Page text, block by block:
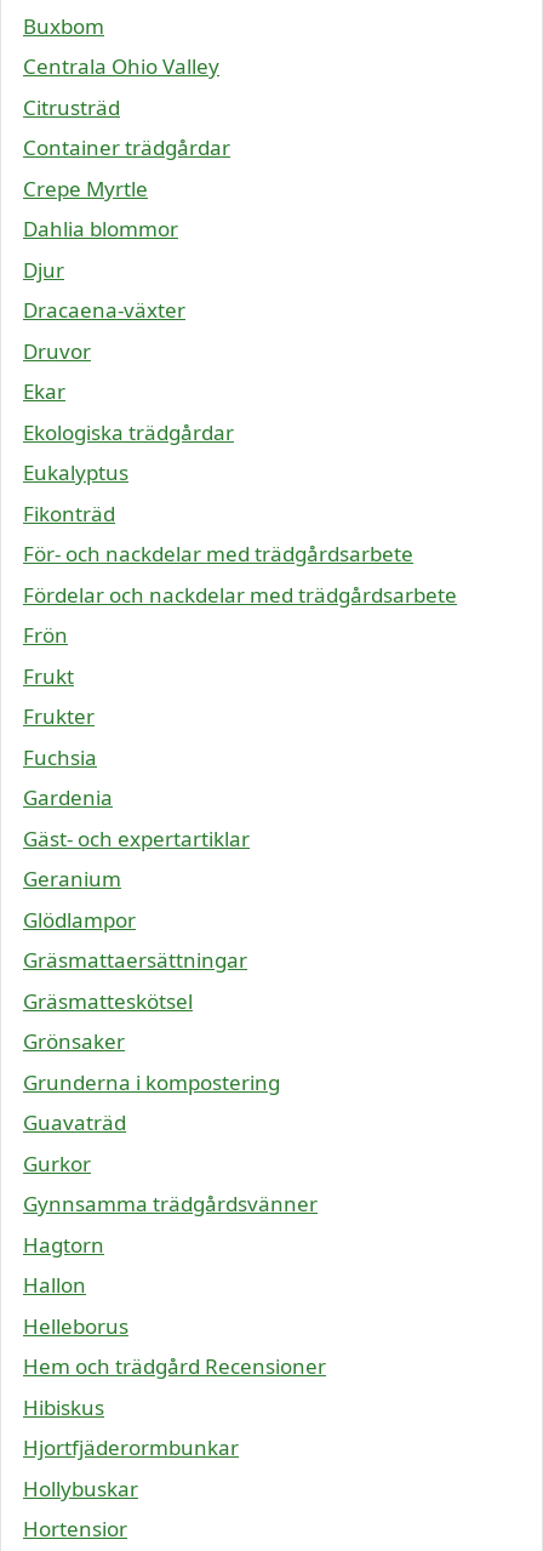
Buxbom
Centrala Ohio Valley
Citrusträd
Container trädgårdar
Crepe Myrtle
Dahlia blommor
Djur
Dracaena-växter
Druvor
Ekar
Ekologiska trädgårdar
Eukalyptus
Fikonträd
För- och nackdelar med trädgårdsarbete
Fördelar och nackdelar med trädgårdsarbete
Frön
Frukt
Frukter
Fuchsia
Gardenia
Gäst- och expertartiklar
Geranium
Glödlampor
Gräsmattaersättningar
Gräsmatteskötsel
Grönsaker
Grunderna i kompostering
Guavaträd
Gurkor
Gynnsamma trädgårdsvänner
Hagtorn
Hallon
Helleborus
Hem och trädgård Recensioner
Hibiskus
Hjortfjäderormbunkar
Hollybuskar
Hortensior